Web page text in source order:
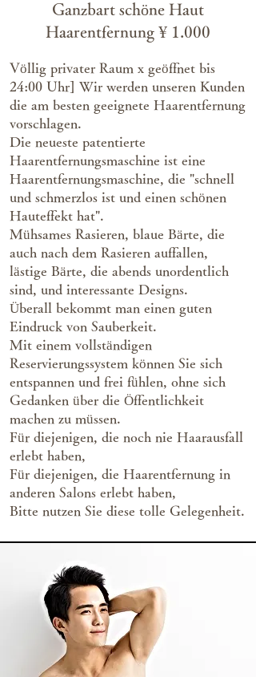
Ganzbart schöne Haut
Haarentfernung ¥ 1.000
Völlig privater Raum x geöffnet bis
24:00 Uhr] Wir werden unseren Kunden
die am besten geeignete Haarentfernung
vorschlagen.
Die neueste patentierte
Haarentfernungsmaschine ist eine
Haarentfernungsmaschine, die "schnell
und schmerzlos ist und einen schönen
Hauteffekt hat".
Mühsames Rasieren, blaue Bärte, die
auch nach dem Rasieren auffallen,
lästige Bärte, die abends unordentlich
sind, und interessante Designs.
Überall bekommt man einen guten
Eindruck von Sauberkeit.
Mit einem vollständigen
Reservierungssystem können Sie sich
entspannen und frei fühlen, ohne sich
Gedanken über die Öffentlichkeit
machen zu müssen.
Für diejenigen, die noch nie Haarausfall
erlebt haben,
Für diejenigen, die Haarentfernung in
anderen Salons erlebt haben,
Bitte nutzen Sie diese tolle Gelegenheit.